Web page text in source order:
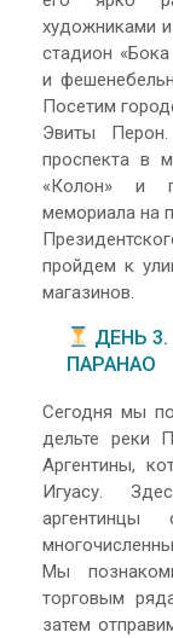
художниками
стадион
и
Посетим
Эвиты
проспекта в
«Колон» и
мемориала на
пройдем к
магазинов.
ДЕНЬ
ПАРАНАО
Сегодня мы
дельте реки
Аргентины,
Игуасу.
Мы
торговым
затем